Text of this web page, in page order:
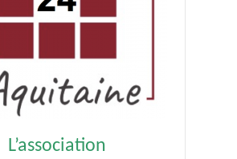
L’association